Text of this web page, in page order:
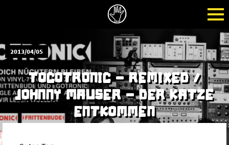
2013/04/05
TOCOTRONIC - REMIXED /
JOHNNY MAUSER - DER KATZE
ENTKOMMEN